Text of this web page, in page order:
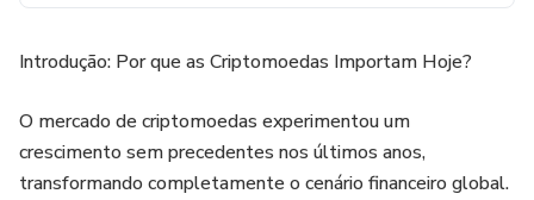
Introdução: Por que as Criptomoedas Importam Hoje?
O mercado de criptomoedas experimentou um
crescimento sem precedentes nos últimos anos,
transformando completamente o cenário financeiro global.